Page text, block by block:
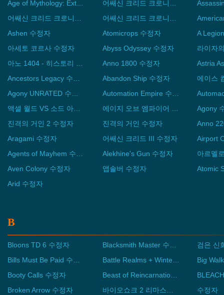
Age of Mythology: Extended Edition 수정자
어쌔신 크리드 크로니클 - 러시아 수정자
어쌔신 크리드 크로니클 - 인디아 수정자
어쌔신 크리드 크로니클: 차이나 수정자
Ashen 수정자
Atomicrops 수정자
아세토 코르사 수정자
Abyss Odyssey 수정자
아노 1404 - 히스토리 에디션 수정자
Anno 1800 수정자
Astria
Ancestors Legacy 수정자
Abandon Ship 수정자
Agony UNRATED 수정자
Automation Empire 수정자
액셀 월드 VS 소드 아트 온라인 -천년의 황혼- 수정자
에이지 오브 엠파이어 2 HD 수정자
Agony
진격의 거인 2 수정자
진격의 거인 수정자
Anno
Aragami 수정자
어쌔신 크리드 III 수정자
Airport
Agents of Mayhem 수정자
Alekhine's Gun 수정자
아르멜
Aven Colony 수정자
앱솔버 수정자
Atomic
Arid 수정자
B
Bloons TD 6 수정자 Blacksmith Master 수정자
검은 신
Bills Must Be Paid 수정자
Battle Realms + Winter of the Wolf 수정자
Big
Booty Calls 수정자
Beast of Reincarnation 수정자
Broken Arrow 수정자
바이오쇼크 2 리마스터 수정자
수정자